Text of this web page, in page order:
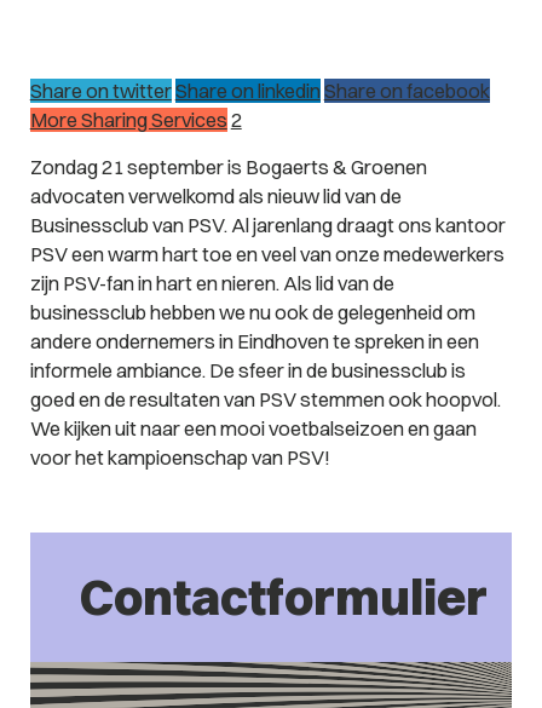
Share on twitterShare on linkedin Share on facebook
More Sharing Services 2
Zondag 21 september is Bogaerts & Groenen
advocaten verwelkomd als nieuw lid van de
Businessclub van PSV. Al jarenlang draagt ons kantoor
PSV een warm hart toe en veel van onze medewerkers
zijn PSV-fan in hart en nieren. Als lid van de
businessclub hebben we nu ook de gelegenheid om
andere ondernemers in Eindhoven te spreken in een
informele ambiance. De sfeer in de businessclub is
goed en de resultaten van PSV stemmen ook hoopvol.
We kijken uit naar een mooi voetbalseizoen en gaan
voor het kampioenschap van PSV!
Contactformulier